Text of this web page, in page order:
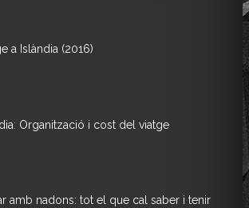
a Islàndia (2016)
Organització i cost del viatge
amb nadons: tot el que cal saber i tenir